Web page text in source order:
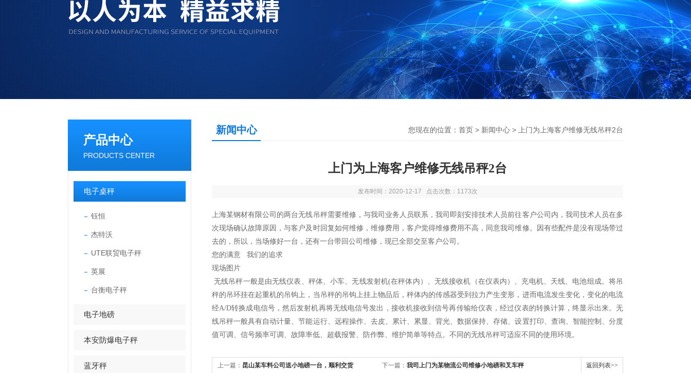
产品中心
PRODUCTS CENTER
电子桌秤
钰恒
杰特沃
UTE联贸电子秤
英展
台衡电子秤
电子地磅
本安防爆电子秤
蓝牙秤
新闻中心 您现在的位置： 首页 > 新闻中心 > 上门为上海客户维修无线吊秤2台
上门为上海客户维修无线吊秤2台
发布时间：2020-12-17 点击次数：1173次
上海某钢材有限公司的两台无线吊秤需要维修，与我司业务人员联系，我司即刻安排技术人员前往客户公司内，我司技术人员在多
次现场确认故障原因，与客户及时回复如何维修，维修费用，客户觉得维修费用不高，同意我司维修。因有些配件是没有现场带过
去的，所以，当场修好一台，还有一台带回公司维修，现已全部交至客户公司。
您的满意 我们的追求
现场图片
无线吊秤一般是由无线仪表、秤体、小车、无线发射机(在秤体内）、无线接收机（在仪表内）、充电机、天线、电池组成。将吊
秤的吊环挂在起重机的吊钩上，当吊秤的吊钩上挂上物品后，秤体内的传感器受到拉力产生变形，进而电流发生变化，变化的电流
经A/D转换成电信号，然后发射机再将无线电信号发出，接收机接收到信号再传输给仪表，经过仪表的转换计算，终显示出来。无
线吊秤一般具有自动计量、节能运行、远程操作、去皮、累计、累显、背光、数据保持、存储、设置打印、查询、智能控制、分度
值可调、信号频率可调、故障率低、超载报警、防作弊、维护简单等特点。不同的无线吊秤可适应不同的使用环境。
上一篇： 昆山某车料公司送小地磅一台，顺利交货 下一篇： 我司上门为某物流公司维修小地磅和叉车秤 返回列表>>